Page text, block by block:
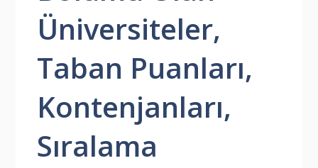
Üniversiteler,
Taban Puanları,
Kontenjanları,
Sıralama